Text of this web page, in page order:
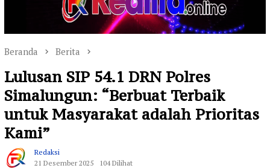
Beranda Berita
Lulusan SIP 54.1 DRN Polres
Simalungun: “Berbuat Terbaik
untuk Masyarakat adalah Prioritas
Kami”
Redaksi
21 Desember 2025
104 Dilihat